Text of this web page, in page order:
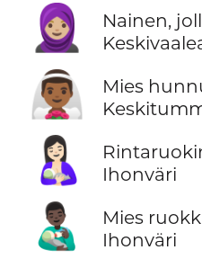
🧕🏼
Nainen,
👰🏾‍♂️
Mies
🤱🏻
Ihonväri
👨🏿‍🍼
Mies
Ihonväri